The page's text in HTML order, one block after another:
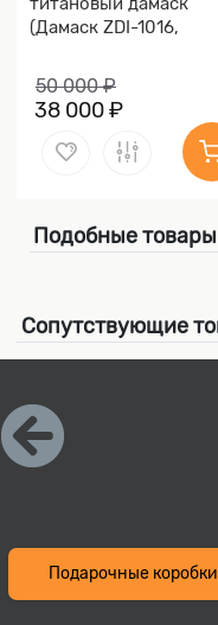
(Дамаск ZDI-1016,
50 000 ₽
38 000 ₽
Подобные товары
Сопутствующие
Подарочные коробки